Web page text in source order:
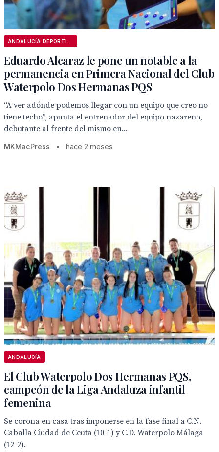
Eduardo Alcaraz le pone un notable a la
permanencia en Primera Nacional del Club
Waterpolo Dos Hermanas PQS
“A ver adónde podemos llegar con un equipo que creo no
tiene techo”, apunta el entrenador del equipo nazareno,
debutante al frente del mismo en...
MKMacPress • hace 2 meses
ANDALUCÍA
El Club Waterpolo Dos Hermanas PQS,
campeón de la Liga Andaluza infantil
femenina
Se corona en casa tras imponerse en la fase final a C.N.
Caballa Ciudad de Ceuta (10-1) y C.D. Waterpolo Málaga
(12-2).